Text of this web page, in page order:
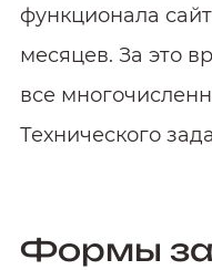
функционала
месяцев. За это
все
Технического
Формы